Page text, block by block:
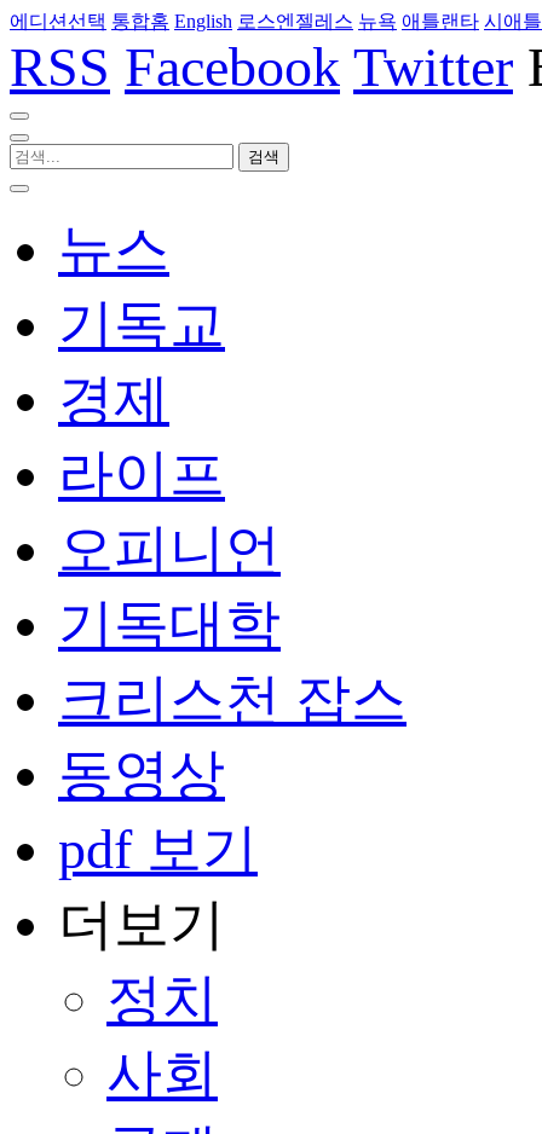
에디션선택 통합홈 English 로스엔젤레스 뉴욕 애틀랜타 시애틀
RSS Facebook Twitter
뉴스
기독교
경제
라이프
오피니언
기독대학
크리스천 잡스
동영상
pdf 보기
더보기
정치
사회